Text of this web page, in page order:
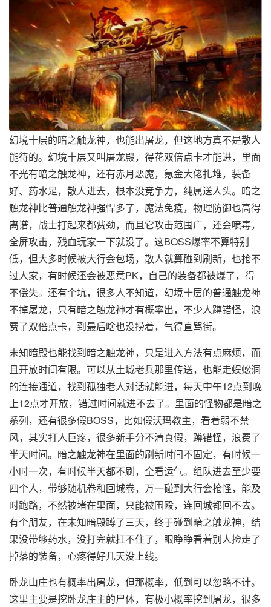
幻境十层的暗之触龙神，也能出屠龙，但这地方真不是散人
能待的。幻境十层又叫屠龙殿，得花双倍点卡才能进，里面
不光有暗之触龙神，还有赤月恶魔，氪金大佬扎堆，装备
好、药水足，散人进去，根本没竞争力，纯属送人头。暗之
触龙神比普通触龙神强悍多了，魔法免疫，物理防御也高得
离谱，战士打起来都费劲，而且它攻击范围广，还会喷毒，
全屏攻击，残血玩家一下就没了。这BOSS爆率不算特别
低，但大多时候被大行会包场，散人就算碰到刷新，也抢不
过人家，有时候还会被恶意PK，自己的装备都被爆了，得
不偿失。还有个坑，很多人不知道，幻境十层的普通触龙神
不掉屠龙，只有暗之触龙神才有概率出，不少人蹲错怪，浪
费了双倍点卡，到最后啥也没捞着，气得直骂街。
未知暗殿也能找到暗之触龙神，只是进入方法有点麻烦，而
且开放时间有限。可以从土城老兵那里传送，也能走蜈蚣洞
的连接通道，找到孤独老人对话就能进，每天中午12点到晚
上12点才开放，错过时间就进不去了。里面的怪物都是暗之
系列，还有很多假BOSS，比如假沃玛教主，看着弱不禁
风，其实打人巨疼，很多新手分不清真假，蹲错怪，浪费了
半天时间。暗之触龙神在里面的刷新时间不固定，有时候一
小时一次，有时候半天都不刷，全看运气。组队进去至少要
四个人，带够随机卷和回城卷，万一碰到大行会抢怪，能及
时跑路，不然被堵在里面，只能被围殴，连回城都回不去。
有个朋友，在未知暗殿蹲了三天，终于碰到暗之触龙神，结
果没带够药水，没打完就扛不住了，眼睁睁看着别人捡走了
掉落的装备，心疼得好几天没上线。
卧龙山庄也有概率出屠龙，但那概率，低到可以忽略不计。
这里主要是挖卧龙庄主的尸体，有极小概率挖到屠龙，很多